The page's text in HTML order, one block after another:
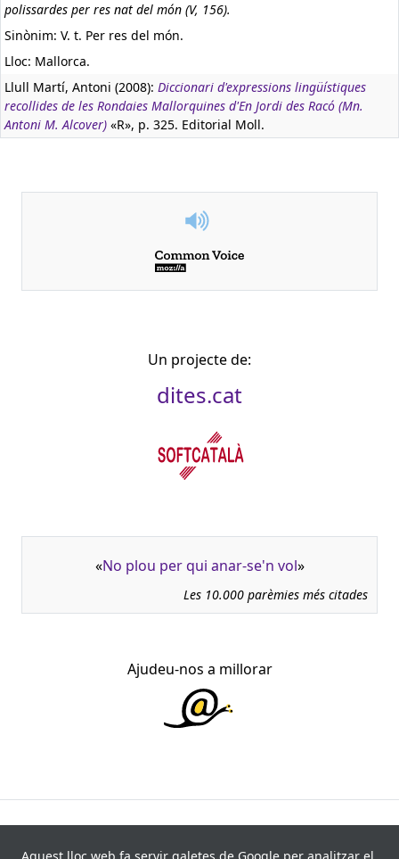
polissardes per res nat del món (V, 156).
Sinònim: V. t. Per res del món.
Lloc: Mallorca.
Llull Martí, Antoni (2008): Diccionari d'expressions lingüístiques
recollides de les Rondaies Mallorquines d'En Jordi des Racó (Mn.
Antoni M. Alcover) «R», p. 325. Editorial Moll.
Un projecte de:
dites.cat
«No plou per qui anar-se'n vol»
Les 10.000 parèmies més citades
Ajudeu-nos a millorar
recollides de 840 fonts i 8.113 informants. Última